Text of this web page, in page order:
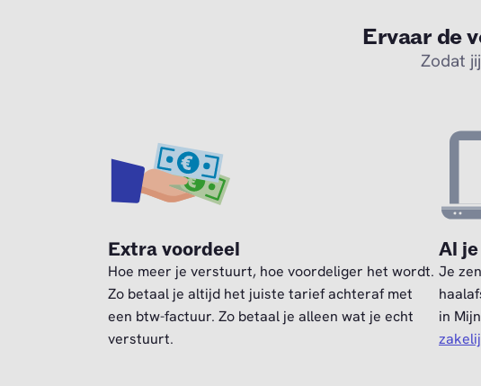
Ervaar de
Zodat
Extra voordeel
Hoe meer je verstuurt, hoe voordeliger het wordt.
Zo betaal je altijd het juiste tarief achteraf met
een btw-factuur. Zo betaal je alleen wat je echt
verstuurt.
Al
Je
in